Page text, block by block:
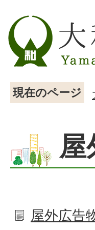
現在のページ
屋
屋外広告